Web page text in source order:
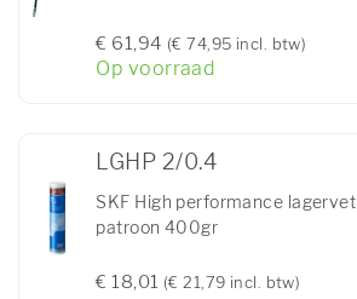
€ 61,94 (€ 74,95 incl. btw)
Op voorraad
LGHP 2/0.4
SKF High performance lagervet
patroon 400gr
€ 18,01 (€ 21,79 incl. btw)